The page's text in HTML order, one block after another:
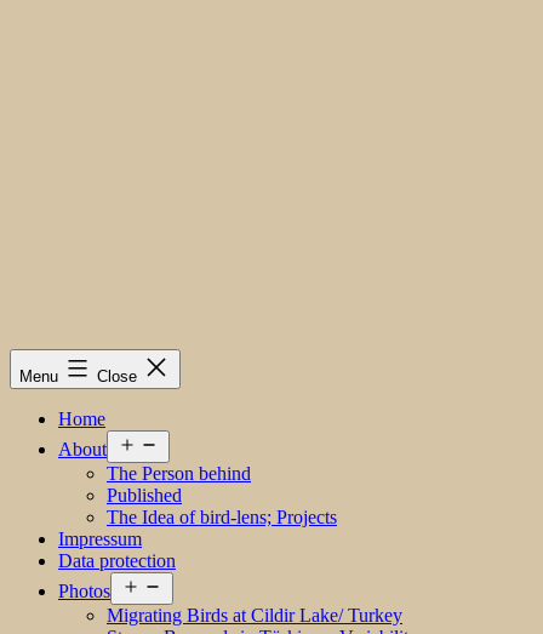
Menu Close
Home
About
menu
The Person behind
Published
The Idea of bird-lens; Projects
Impressum
Data protection
Photos
menu
Migrating Birds at Cildir Lake/ Turkey